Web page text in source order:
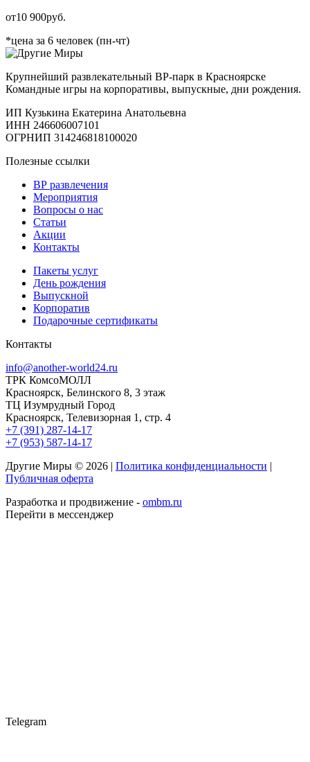
от10 900руб.
*цена за 6 человек (пн-чт)
Крупнейший развлекательный ВР-парк в Красноярске
Командные игры на корпоративы, выпускные, дни рождения.
ИП Кузькина Екатерина Анатольевна
ИНН 246606007101
ОГРНИП 314246818100020
Полезные ссылки
ВР развлечения
Мероприятия
Вопросы о нас
Статьи
Акции
Контакты
Пакеты услуг
День рождения
Выпускной
Корпоратив
Подарочные сертификаты
Контакты
info@another-world24.ru
ТРК КомсоМОЛЛ
Красноярск, Белинского 8, 3 этаж
ТЦ Изумрудный Город
Красноярск, Телевизорная 1, стр. 4
+7 (391) 287-14-17
+7 (953) 587-14-17
Другие Миры © 2026 | Политика конфиденциальности |
Публичная оферта
Разработка и продвижение - ombm.ru
Перейти в мессенджер
Telegram